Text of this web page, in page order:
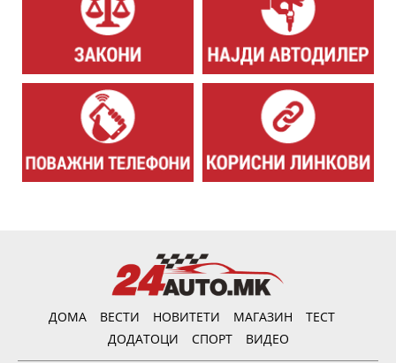
ДОМА ВЕСТИ НОВИТЕТИ МАГАЗИН
ТЕСТ
ДОДАТОЦИ
СПОРТ ВИДЕО